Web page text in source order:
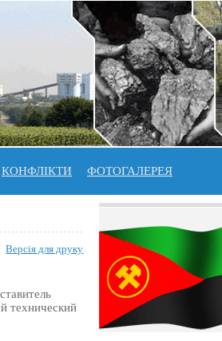
КОНФЛІКТИ ФОТОГАЛЕРЕЯ
Версія для друку
технический